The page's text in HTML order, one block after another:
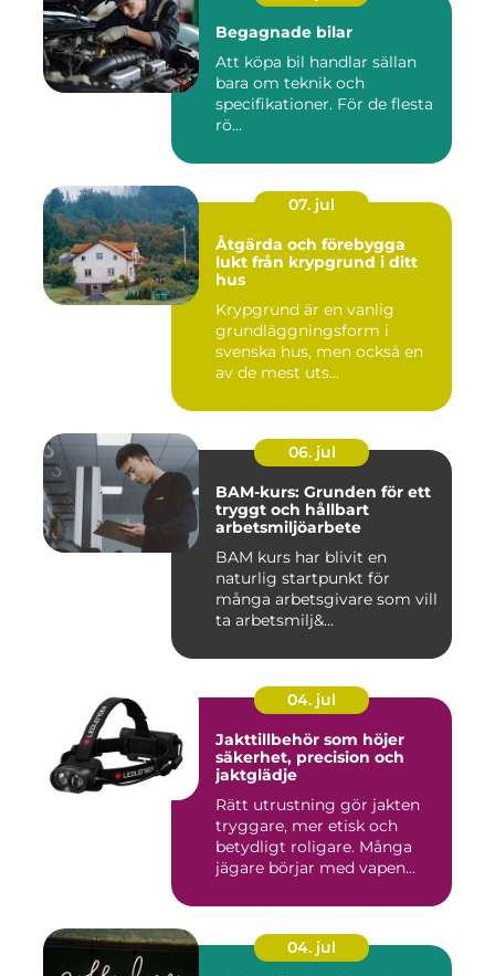
Begagnade bilar
Att köpa bil handlar sällan
bara om teknik och
specifikationer. För de flesta
rö...
07. jul
Åtgärda och förebygga
lukt från krypgrund i ditt
hus
Krypgrund är en vanlig
grundläggningsform i
svenska hus, men också en
av de mest uts...
06. jul
BAM-kurs: Grunden för ett
tryggt och hållbart
arbetsmiljöarbete
BAM kurs har blivit en
naturlig startpunkt för
många arbetsgivare som vill
ta arbetsmilj&...
04. jul
Jakttillbehör som höjer
säkerhet, precision och
jaktglädje
Rätt utrustning gör jakten
tryggare, mer etisk och
betydligt roligare. Många
jägare börjar med vapen...
04. jul